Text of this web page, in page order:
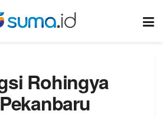
Rohingya